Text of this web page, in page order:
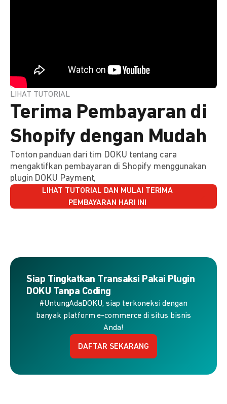
LIHAT TUTORIAL
Terima Pembayaran di
Shopify dengan Mudah
Tonton panduan dari tim DOKU tentang cara
mengaktifkan pembayaran di Shopify menggunakan
plugin DOKU Payment,
LIHAT TUTORIAL DAN MULAI TERIMA
PEMBAYARAN HARI INI
Siap Tingkatkan Transaksi Pakai Plugin
DOKU Tanpa Coding
#UntungAdaDOKU, siap terkoneksi dengan
banyak platform e-commerce di situs bisnis
Anda!
DAFTAR SEKARANG